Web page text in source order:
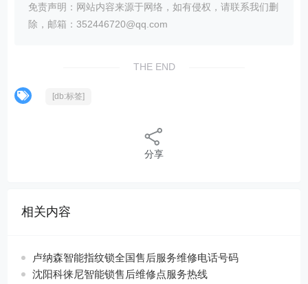
免责声明：网站内容来源于网络，如有侵权，请联系我们删
除，邮箱：352446720@qq.com
THE END
[db:标签]
分享
相关内容
卢纳森智能指纹锁全国售后服务维修电话号码
沈阳科徕尼智能锁售后维修点服务热线